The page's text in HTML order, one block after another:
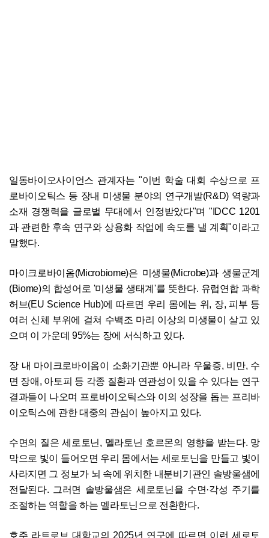
일동바이오사이언스 관계자는 "이번 학술 대회 수상으로 프
로바이오틱스 등 장내 미생물 분야의 연구개발(R&D) 역량과
소재 경쟁력을 글로벌 무대에서 인정받았다"며 "IDCC 1201
과 관련한 후속 연구와 상용화 작업에 속도를 낼 계획"이라고
말했다.
마이크로바이옴(Microbiome)은 미생물(Microbe)과 생물군계
(Biome)의 합성어로 '미생물 생태계'를 뜻한다. 유럽연합 과학
허브(EU Science Hub)에 따르면 우리 몸에는 위, 장, 피부 등
여러 신체 부위에 걸쳐 수백조 마리 이상의 미생물이 살고 있
으며 이 가운데 95%는 장에 서식하고 있다.
장 내 마이크로바이옴이 소화기관뿐 아니라 우울증, 비만, 수
면 장애, 아토피 등 각종 질환과 연관성이 있을 수 있다는 연구
결과들이 나오며 프로바이오틱스와 이의 성장을 돕는 프리바
이오틱스에 관한 대중의 관심이 높아지고 있다.
수면의 질은 세로토닌, 멜라토닌 호르몬의 영향을 받는다. 망
막으로 빛이 들어오면 우리 몸에서는 세로토닌을 만들고 빛이
사라지면 그 정보가 뇌 속에 위치한 내분비기관인 솔방울샘에
전달된다. 그러면 솔방울샘은 세로토닌을 수면·각성 주기를
조절하는 역할을 하는 멜라토닌으로 전환한다.
호주 라트로브 대학교의 2025년 연구에 따르면 이런 세로토